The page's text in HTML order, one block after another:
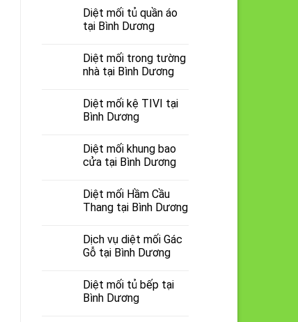
Diệt mối tủ quần áo
tại Bình Dương
Diệt mối trong tường
nhà tại Bình Dương
Diệt mối kệ TIVI tại
Bình Dương
Diệt mối khung bao
cửa tại Bình Dương
Diệt mối Hầm Cầu
Thang tại Bình Dương
Dịch vụ diệt mối Gác
Gỗ tại Bình Dương
Diệt mối tủ bếp tại
Bình Dương